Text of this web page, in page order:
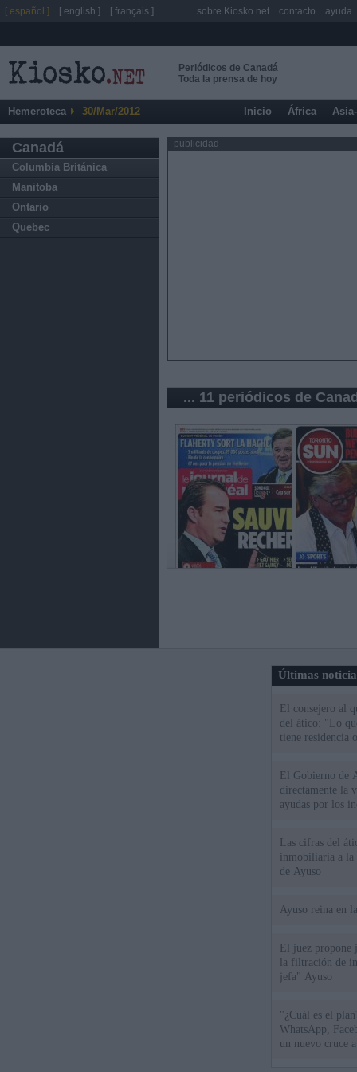
Periódicos de Canadá
Toda la prensa de hoy
Hemeroteca 30/Mar/2012 Inicio África
Canadá
Columbia Británica
Manitoba
Ontario
Quebec
publicidad
... 11 periódicos de
Últimas
El consejero al
del ático: "Lo
tiene residencia
El Gobierno de
directamente la
ayudas por los
Las cifras del
inmobiliaria a la
de Ayuso
Ayuso reina en
El juez propone
la filtración de
jefa" Ayuso
"¿Cuál es el
WhatsApp,
un nuevo cruce
[ español ] [ english ] [ français ] sobre Kiosko.net contacto ayuda